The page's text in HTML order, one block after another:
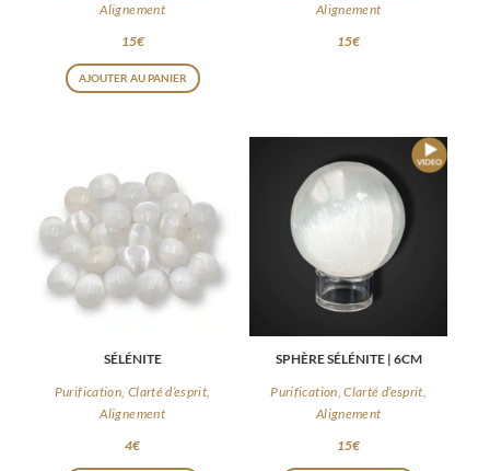
Alignement
15€
AJOUTER AU PANIER
Alignement
15€
SÉLÉNITE
Purification, Clarté d’esprit,
Alignement
4€
SPHÈRE SÉLÉNITE | 6CM
Purification, Clarté d’esprit,
Alignement
15€